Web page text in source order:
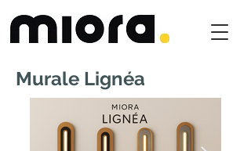
Murale Lignéa